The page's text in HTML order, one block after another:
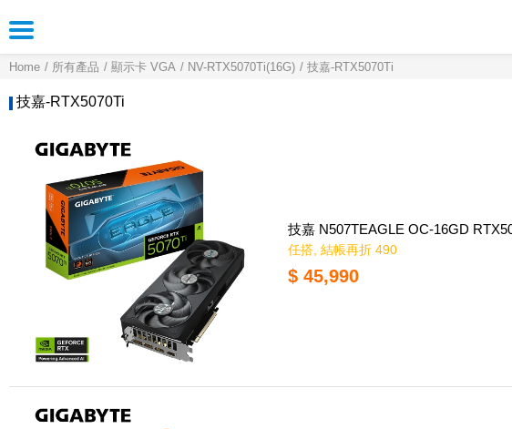
Home 所有產品 顯示卡 VGA NV-RTX5070Ti(16G) 技嘉-RTX5070Ti
技嘉-RTX5070Ti
技嘉 N507TEAGLE OC-16GD
任搭, 結帳再折 490
$ 45,990